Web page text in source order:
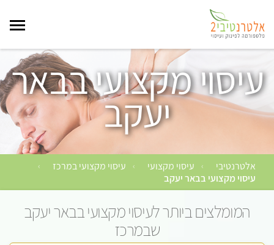
עיסוי מקצועי בבאר
יעקב
אלטרנטיבי › עיסוי מקצועי › עיסוי מקצועי במרכז ›
עיסוי מקצועי בבאר יעקב
המומלצים ביותר לעיסוי מקצועי בבאר יעקב
שבמרכז